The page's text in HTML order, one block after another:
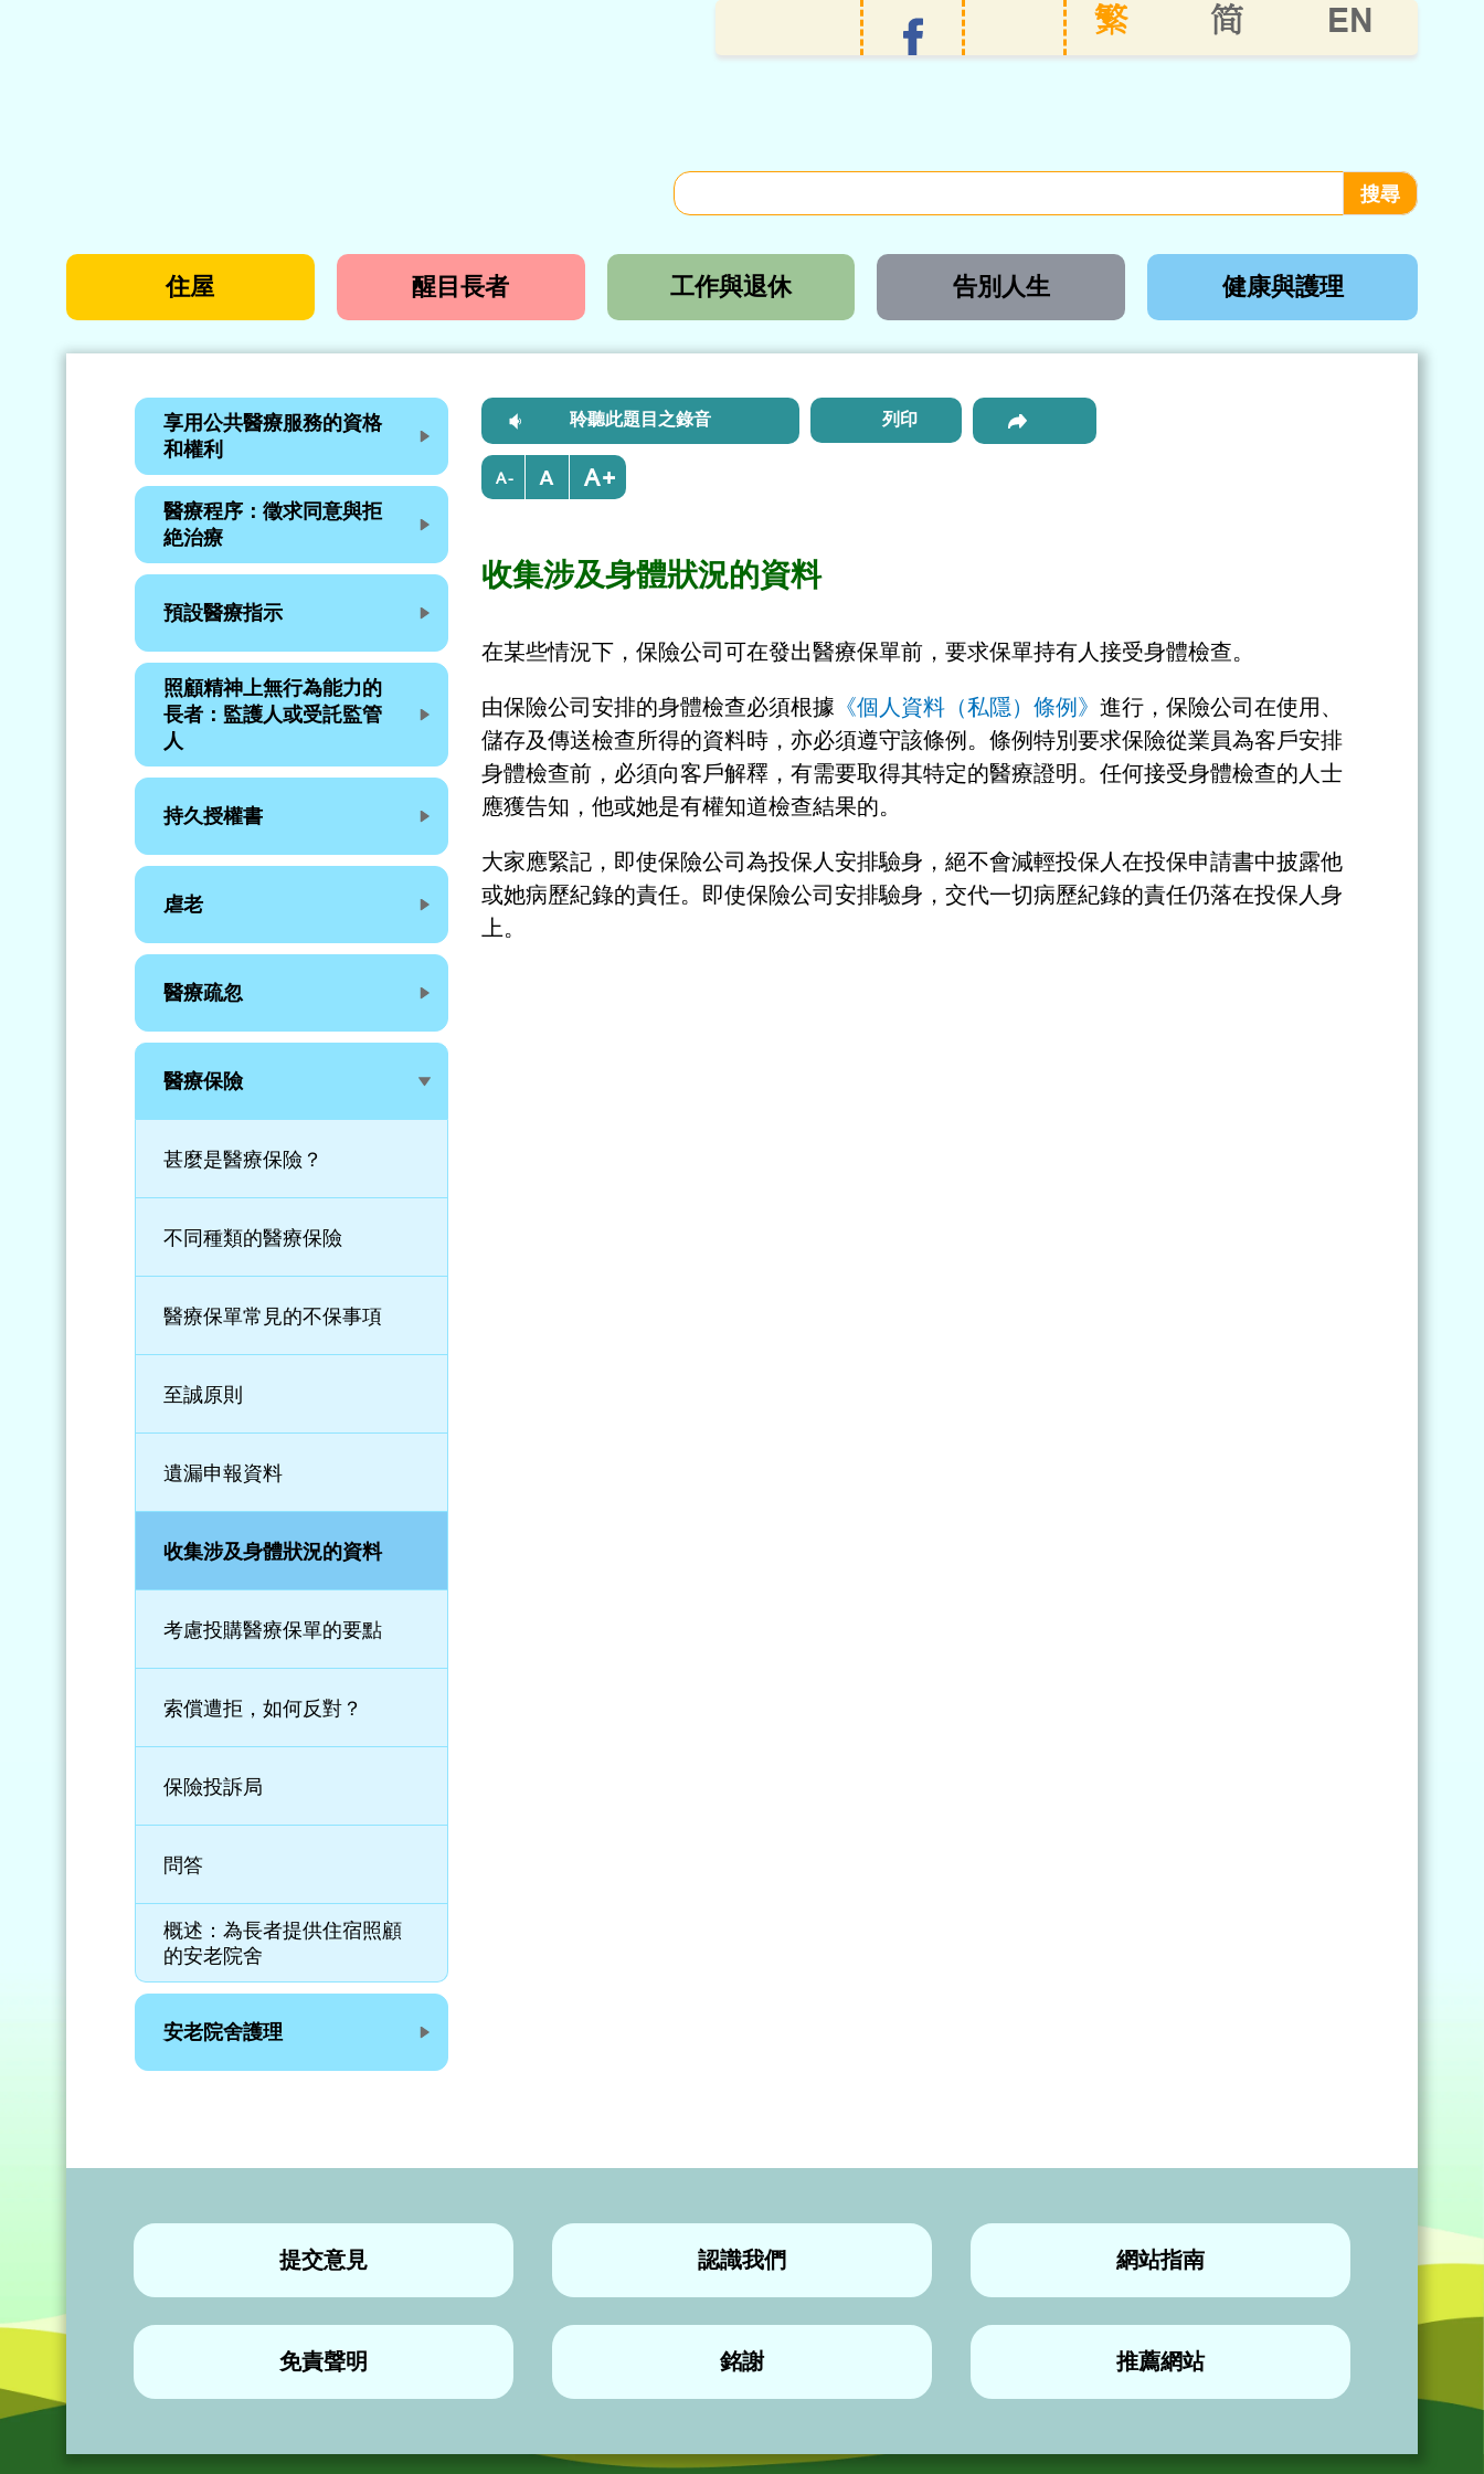
EN
简
繁
住屋 醒目長者 工作與退休 告別人生 健康與護理
聆聽此題目之錄音 列印
- +
收集涉及身體狀況的資料
在某些情況下，保險公司可在發出醫療保單前，要求保單持有人接受身體檢查。
由保險公司安排的身體檢查必須根據 《個人資料（私隱）條例》 進行，保險公司在使用、
儲存及傳送檢查所得的資料時，亦必須遵守該條例。條例特別要求保險從業員為客戶安排
身體檢查前，必須向客戶解釋，有需要取得其特定的醫療證明。任何接受身體檢查的人士
應獲告知，他或她是有權知道檢查結果的。
大家應緊記，即使保險公司為投保人安排驗身，絕不會減輕投保人在投保申請書中披露他
或她病歷紀錄的責任。即使保險公司安排驗身，交代一切病歷紀錄的責任仍落在投保人身
上。
享用公共醫療服務的資格
和權利
醫療程序：徵求同意與拒
絶治療
預設醫療指示
照顧精神上無行為能力的
長者：監護人或受託監管
人
持久授權書
虐老
醫療疏忽
醫療保險
概述：為長者提供住宿照顧
的安老院舍
問答
保險投訴局
索償遭拒，如何反對？
考慮投購醫療保單的要點
收集涉及身體狀況的資料
遺漏申報資料
至誠原則
醫療保單常見的不保事項
不同種類的醫療保險
甚麼是醫療保險？
安老院舍護理
提交意見 認識我們 網站指南
免責聲明 銘謝 推薦網站